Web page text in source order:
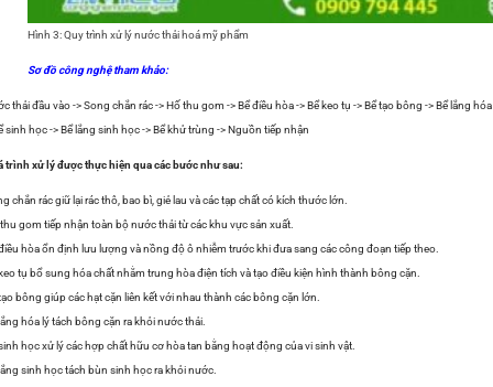
Hình 3: Quy trình xử lý nước thải hoá mỹ phẩm
Sơ đồ công nghệ tham khảo:
thải đầu vào -> Song chắn rác -> Hố thu gom -> Bể điều hòa -> Bể keo tụ -> Bể tạo bông -> Bể lắng hóa
sinh học -> Bể lắng sinh học -> Bể khử trùng -> Nguồn tiếp nhận
trình xử lý được thực hiện qua các bước như sau:
chắn rác giữ lại rác thô, bao bì, giẻ lau và các tạp chất có kích thước lớn.
gom tiếp nhận toàn bộ nước thải từ các khu vực sản xuất.
hòa ổn định lưu lượng và nồng độ ô nhiễm trước khi đưa sang các công đoạn tiếp theo.
tụ bổ sung hóa chất nhằm trung hòa điện tích và tạo điều kiện hình thành bông cặn.
bông giúp các hạt cặn liên kết với nhau thành các bông cặn lớn.
hóa lý tách bông cặn ra khỏi nước thải.
học xử lý các hợp chất hữu cơ hòa tan bằng hoạt động của vi sinh vật.
sinh học tách bùn sinh học ra khỏi nước.